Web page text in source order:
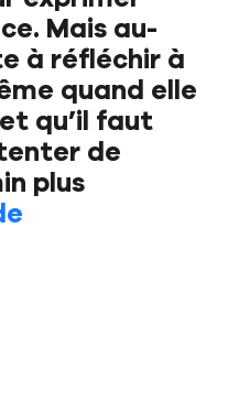
lecture
Mais au-
à réfléchir à
quand elle
qu’il faut
de
plus